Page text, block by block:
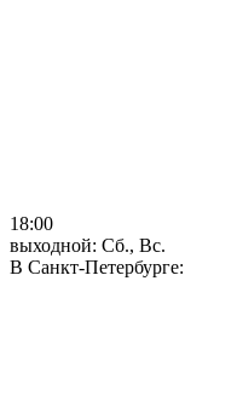
18:00
выходной: Сб., Вс.
В Санкт-Петербурге: